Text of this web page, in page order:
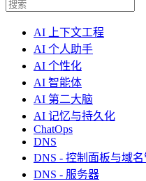
AI 上下文工程
AI 个人助手
AI 个性化
AI 智能体
AI 第二大脑
AI 记忆与持久化
ChatOps
DNS
DNS - 控制面板与域名
DNS - 服务器